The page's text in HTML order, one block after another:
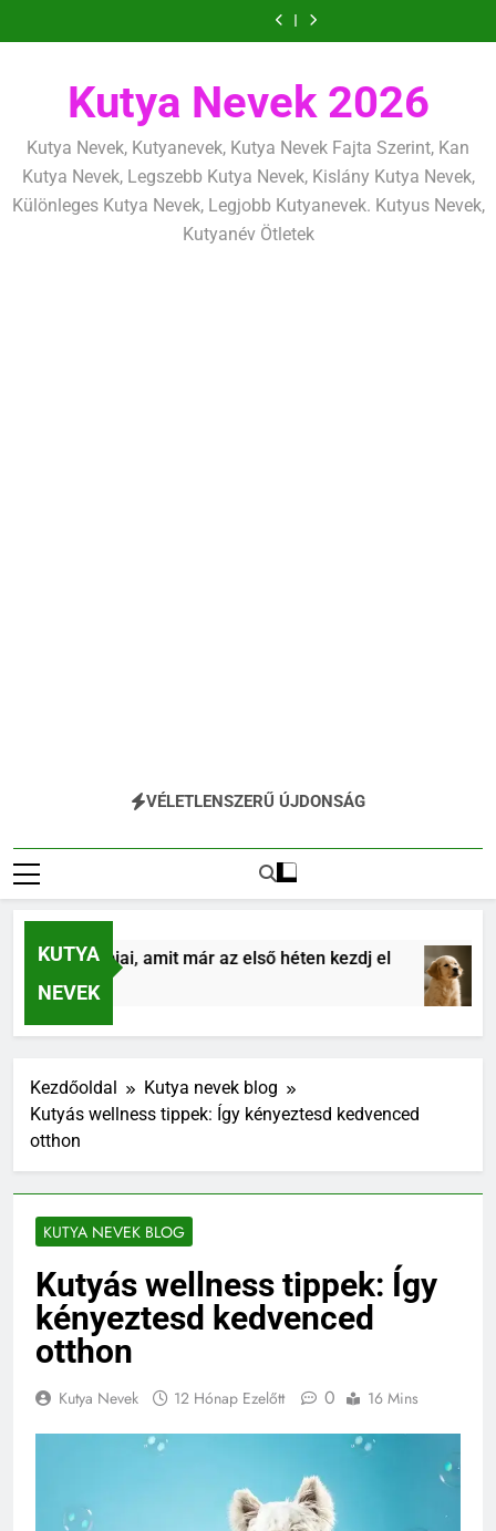
a
héten
kezdj
el
fizikailag
szeretettel,
amit
már
héten
kezdj
el
amik
egész
Kutya Nevek 2026
Kutya Nevek, Kutyanevek, Kutya Nevek Fajta Szerint, Kan
Kutya Nevek, Legszebb Kutya Nevek, Kislány Kutya Nevek,
Különleges Kutya Nevek, Legjobb Kutyanevek. Kutyus Nevek,
Kutyanév Ötletek
VÉLETLENSZERŰ ÚJDONSÁG
KUTYA
NEVEK
alapjai, amit már az első héten kezdj el
Kezdőoldal
Kutya nevek blog
Kutyás wellness tippek: Így kényeztesd kedvenced
otthon
KUTYA NEVEK BLOG
Kutyás wellness tippek: Így
kényeztesd kedvenced
otthon
Kutya Nevek 12 Hónap Ezelőtt 0 16 Mins